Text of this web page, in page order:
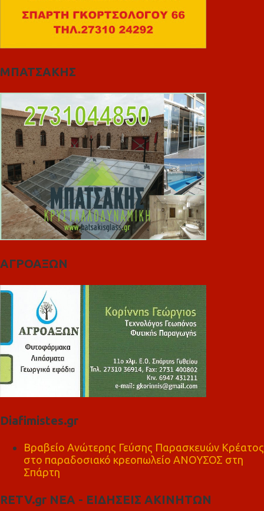
ΜΠΑΤΣΑΚΗΣ
ΑΓΡΟΑΞΩΝ
Diafimistes.gr
Βραβείο Ανώτερης Γεύσης Παρασκευών Κρέατος
στο παραδοσιακό κρεοπωλείο ΑΝΟΥΣΟΣ στη
Σπάρτη
RETV.gr ΝΕΑ - ΕΙΔΗΣΕΙΣ ΑΚΙΝΗΤΩΝ